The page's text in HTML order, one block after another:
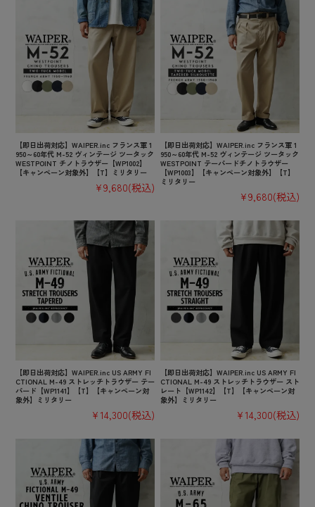
【即日出荷対応】WAIPER.inc フランス軍 1
950～60年代 M-52 ヴィンテージ ツータック
WESTPOINT チノトラウザー【WP1002】
【キャンペーン対象外】【T】ミリタリー
¥9,680(税込)
【即日出荷対応】WAIPER.inc フランス軍 1
950～60年代 M-52 ヴィンテージ ツータック
WESTPOINT テーパードチノトラウザー
【WP1003】【キャンペーン対象外】【T】
ミリタリー
¥9,680(税込)
【即日出荷対応】WAIPER.inc US ARMY FI
CTIONAL M-49 ストレッチトラウザー テー
パード【WP1141】【T】【キャンペーン対
象外】ミリタリー
¥14,300(税込)
【即日出荷対応】WAIPER.inc US ARMY FI
CTIONAL M-49 ストレッチトラウザー スト
レート【WP1142】【T】【キャンペーン対
象外】ミリタリー
¥14,300(税込)